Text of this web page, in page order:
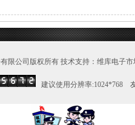
限公司版权所有 技术支持：维库电子市
建议使用分辨率:1024*768